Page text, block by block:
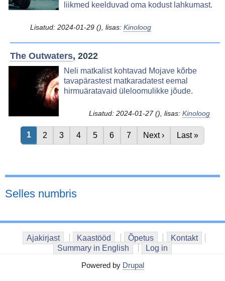
liikmed keelduvad oma kodust lahkumast.
Lisatud: 2024-01-29 (), lisas: Kinoloog
The Outwaters, 2022
Neli matkalist kohtavad Mojave kõrbe
tavapärastest matkaradatest eemal
hirmuäratavaid üleloomulikke jõude.
Lisatud: 2024-01-27(), lisas: Kinoloog
Pagination
Current page
1 Page
2 Page
3 Page
4 Page
5 Page
6 Page
7 Next page
Next › Last page
Last »
Selles numbris
Ajakirjast Kaastööd Õpetus
Kontakt
Summary in English
Log in
Powered by Drupal